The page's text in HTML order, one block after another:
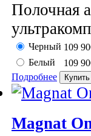
Полочная
Черный 109
Белый
109
Подробнее
Magnat